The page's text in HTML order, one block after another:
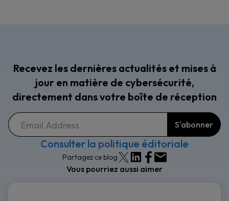
Recevez les dernières actualités et mises à
jour en matière de cybersécurité,
directement dans votre boîte de réception
Consulter la politique éditoriale
Partagez ce blog
Vous pourriez aussi aimer